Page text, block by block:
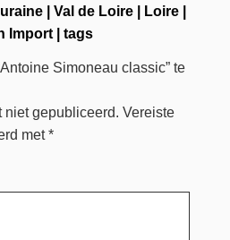
|Val de Loire Loire
Import| tags
Simoneau classic” te
niet gepubliceerd. Vereiste
met*